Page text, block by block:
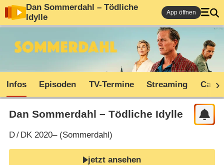
Dan Sommerdahl – Tödliche
Idylle
App öffnen
Infos Episoden TV-Termine Streaming Cast
Dan Sommerdahl – Tödliche Idylle
D/ DK2020– (Sommerdahl )
jetzt ansehen